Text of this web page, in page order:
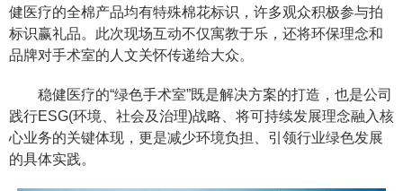
健医疗的全棉产品均有特殊棉花标识，许多观众积极参与拍
标识赢礼品。此次现场互动不仅寓教于乐，还将环保理念和
品牌对手术室的人文关怀传递给大众。
稳健医疗的“绿色手术室”既是解决方案的打造，也是公司
践行ESG(环境、社会及治理)战略、将可持续发展理念融入核
心业务的关键体现，更是减少环境负担、引领行业绿色发展
的具体实践。